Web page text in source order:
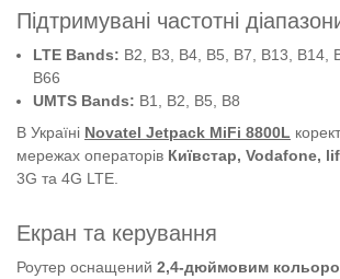
Підтримувані частотні
LTE Bands: B2, B3, B4, B5, B7, B13, B14,
B66
UMTS Bands: B1, B2, B5, B8
В Україні Novatel Jetpack MiFi 8800L
мережах операторів Київстар, Vodafone,
3G та 4G LTE.
Екран та керування
Роутер оснащений 2,4-дюймовим